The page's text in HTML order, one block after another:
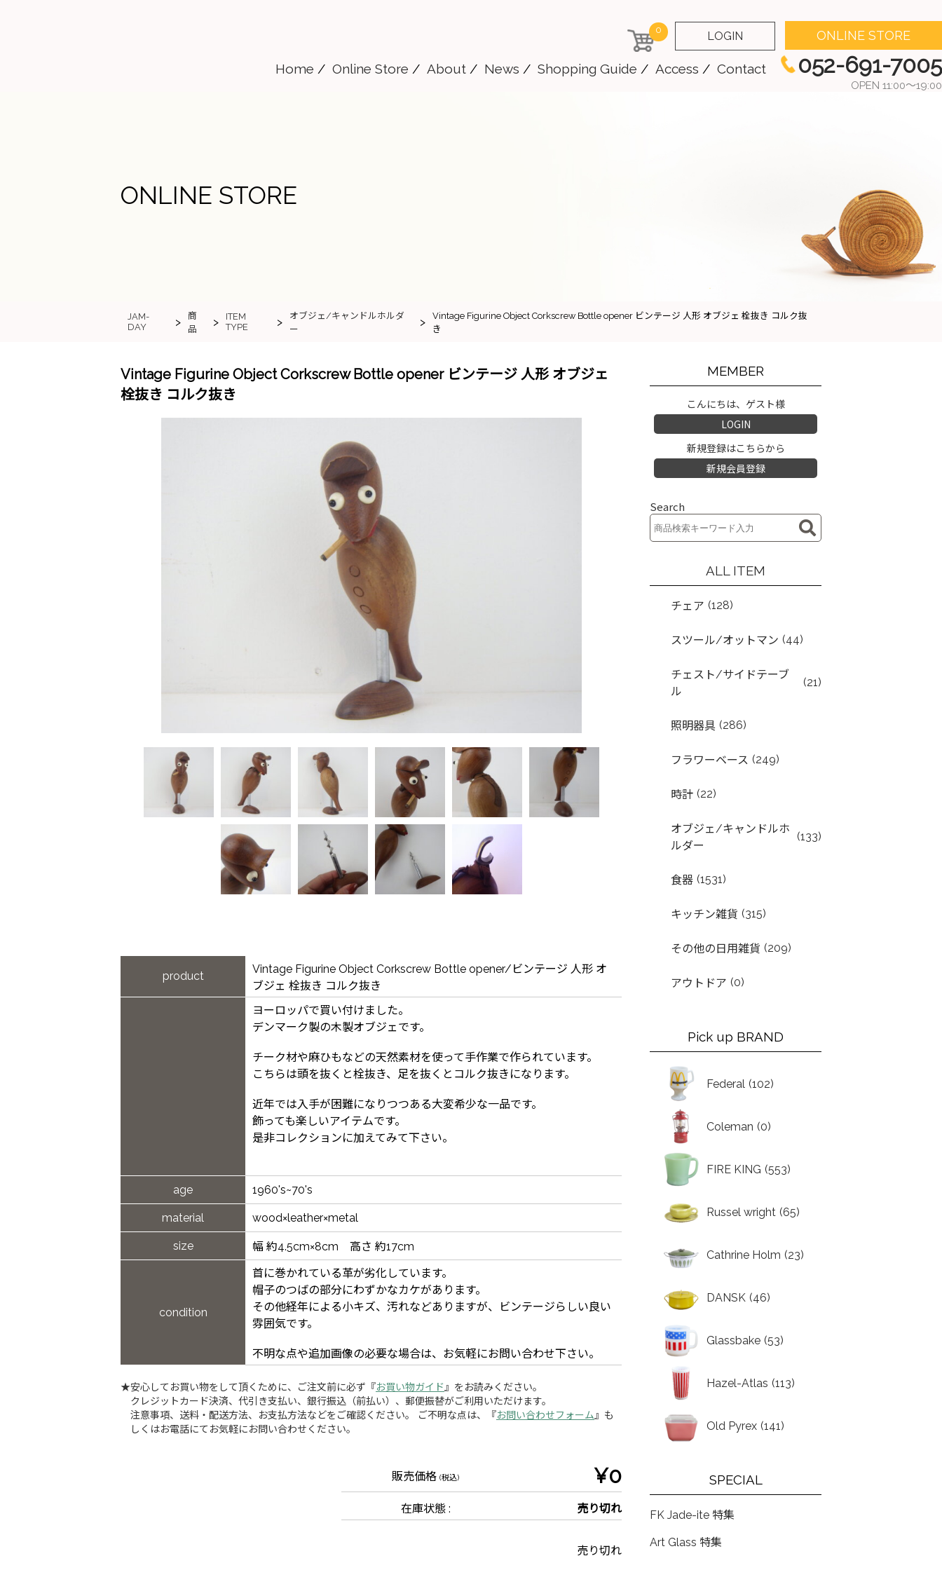
0 LOGIN ONLINE STORE
Home Online Store About News Shopping Guide Access Contact 052-691-7005
OPEN 11:00～19:00
ONLINE STORE
JAM-
DAY
>
商
品
>
ITEM
TYPE
>
オブジェ/キャンドルホルダ
ー
>
Vintage Figurine Object Corkscrew Bottle opener ビンテージ 人形 オブジェ 栓抜き コルク抜
き
Vintage Figurine Object Corkscrew Bottle opener ビンテージ 人形 オブジェ
栓抜き コルク抜き
product
Vintage Figurine Object Corkscrew Bottle opener/ビンテージ 人形 オ
ブジェ 栓抜き コルク抜き
ヨーロッパで買い付けました。
デンマーク製の木製オブジェです。
チーク材や麻ひもなどの天然素材を使って手作業で作られています。
こちらは頭を抜くと栓抜き、足を抜くとコルク抜きになります。
近年では入手が困難になりつつある大変希少な一品です。
飾っても楽しいアイテムです。
是非コレクションに加えてみて下さい。
age 1960's~70's
material wood×leather×metal
size 幅 約4.5cm×8cm 高さ 約17cm
condition
首に巻かれている革が劣化しています。
帽子のつばの部分にわずかなカケがあります。
その他経年による小キズ、汚れなどありますが、ビンテージらしい良い
雰囲気です。
不明な点や追加画像の必要な場合は、お気軽にお問い合わせ下さい。
★安心してお買い物をして頂くために、ご注文前に必ず『お買い物ガイド 』をお読みください。
クレジットカード決済、代引き支払い、銀行振込（前払い）、郵便振替がご利用いただけます。
注意事項、送料・配送方法、お支払方法などをご確認ください。 ご不明な点は、『お問い合わせフォーム 』も
しくはお電話にてお気軽にお問い合わせください。
販売価格(税込) ¥0
在庫状態 : 売り切れ
売り切れ
MEMBER
こんにちは、ゲスト様
LOGIN
新規登録はこちらから
新規会員登録
Search
ALL ITEM
チェア (128)
スツール/オットマン (44)
チェスト/サイドテーブ
ル
(21)
照明器具 (286)
フラワーベース (249)
時計 (22)
オブジェ/キャンドルホ
ルダー
(133)
食器 (1531)
キッチン雑貨 (315)
その他の日用雑貨 (209)
アウトドア (0)
Pick up BRAND
Federal (102)
Coleman (0)
FIRE KING (553)
Russel wright (65)
Cathrine Holm (23)
DANSK (46)
Glassbake (53)
Hazel-Atlas (113)
Old Pyrex (141)
SPECIAL
FK Jade-ite 特集
Art Glass 特集